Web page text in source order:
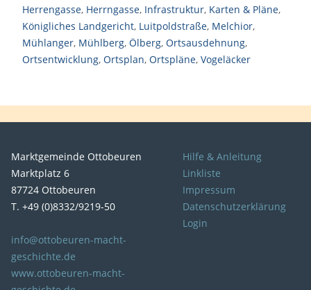
Herrengasse, Herrngasse, Infrastruktur, Karten & Pläne,
Königliches Landgericht, Luitpoldstraße, Melchior,
Mühlanger, Mühlberg, Ölberg, Ortsausdehnung,
Ortsentwicklung, Ortsplan, Ortspläne, Vogeläcker
Marktgemeinde Ottobeuren
Marktplatz 6
87724 Ottobeuren
T. +49 (0)8332/9219-50
info@ottobeuren-macht-
geschichte.de
www.ottobeuren-macht-
Hilfe & Anleitung
Linkliste
Impressum
Datenschutzerklärung
Login